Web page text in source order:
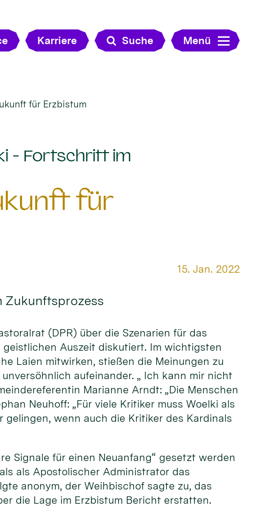
Karriere Suche Menü
für Erzbistum
- Fortschritt im
für
Datum:
15. Jan. 2022
Zukunftsprozess
(DPR) über die Szenarien für das
geistlichen Auszeit diskutiert. Im wichtigsten
Laien mitwirken, stießen die Meinungen zu
aufeinander. „ Ich kann mir nicht
Marianne Arndt: „Die Menschen
Neuhoff: „Für viele Kritiker muss Woelki als
gelingen, wenn auch die Kritiker des Kardinals
Signale für einen Neuanfang“ gesetzt werden
als Apostolischer Administrator das
anonym, der Weihbischof sagte zu, das
die Lage im Erzbistum Bericht erstatten.